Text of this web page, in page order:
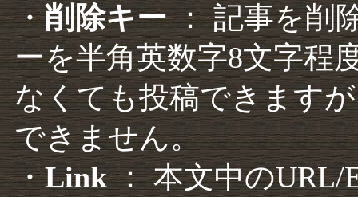
・削除キー： 記事を削
ーを半角英数字8文字程
なくても投稿できます
できません。
・Link： 本文中のURL/